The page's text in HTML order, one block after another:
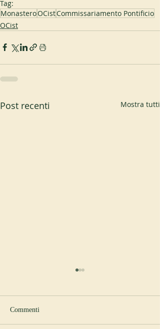
Tag:
MonasteroOCistCommissariamento Pontificio
OCist
Post recenti Mostra tutti
Commenti